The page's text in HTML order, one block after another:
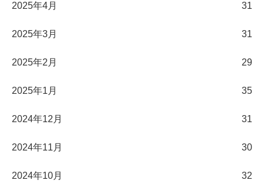
2025年4月 31
2025年3月 31
2025年2月 29
2025年1月 35
2024年12月 31
2024年11月 30
2024年10月 32